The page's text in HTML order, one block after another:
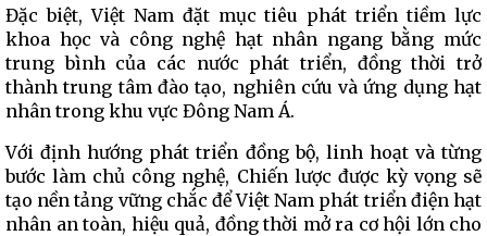
Đặc biệt, Việt Nam đặt mục tiêu phát triển tiềm lực
khoa học và công nghệ hạt nhân ngang bằng mức
trung bình của các nước phát triển, đồng thời trở
thành trung tâm đào tạo, nghiên cứu và ứng dụng hạt
nhân trong khu vực Đông Nam Á.
Với định hướng phát triển đồng bộ, linh hoạt và từng
bước làm chủ công nghệ, Chiến lược được kỳ vọng sẽ
tạo nền tảng vững chắc để Việt Nam phát triển điện hạt
nhân an toàn, hiệu quả, đồng thời mở ra cơ hội lớn cho